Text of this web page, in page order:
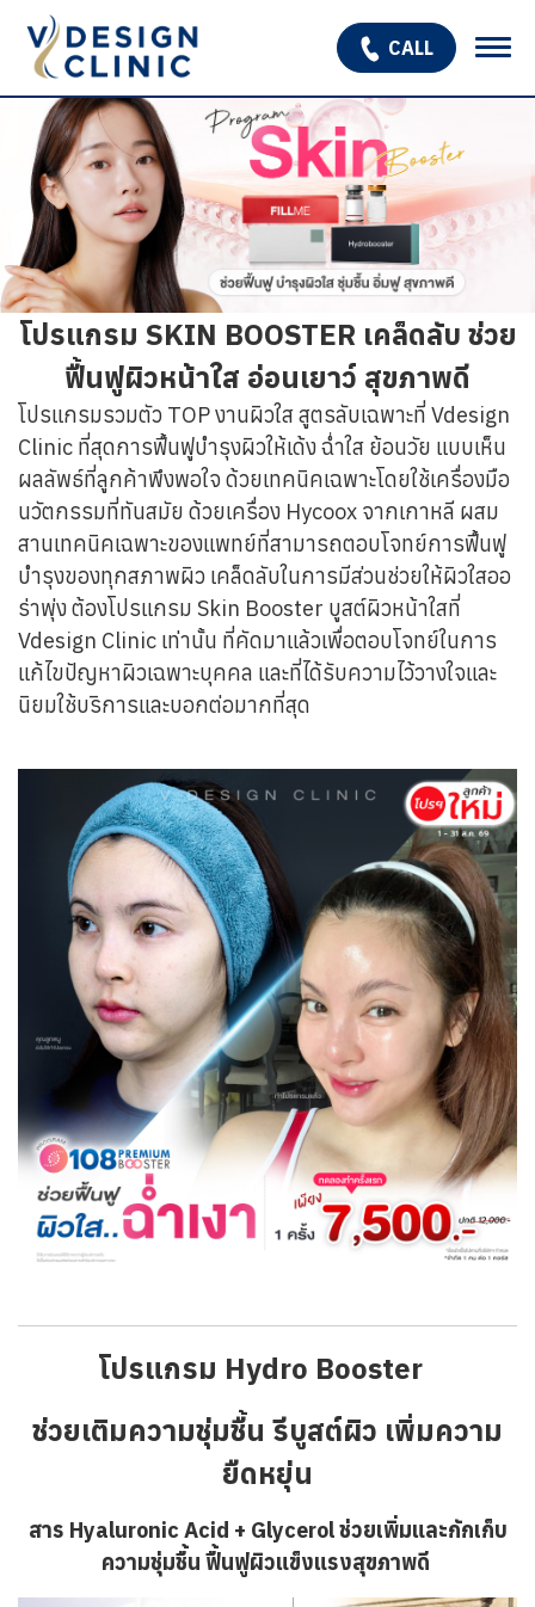
เกี่ยวกับเรา
บริการ
OPEN SUBMENU
โปรแกรมรักษาหลุมสิว
รักษาผมร่วง ผมบาง
สินค้า
โปรโมชั่น
รีวิว
บทความ
ทีมแพทย์
ติดต่อเรา
CALL
โปรแกรม SKIN BOOSTER เคล็ดลับ ช่วย
ฟื้นฟูผิวหน้าใส อ่อนเยาว์ สุขภาพดี
โปรแกรมรวมตัว TOP งานผิวใส สูตรลับเฉพาะที่ Vdesign
Clinic ที่สุดการฟื้นฟูบำรุงผิวให้เด้ง ฉ่ำใส ย้อนวัย แบบเห็น
ผลลัพธ์ที่ลูกค้าพึงพอใจ ด้วยเทคนิคเฉพาะโดยใช้เครื่องมือ
นวัตกรรมที่ทันสมัย ด้วยเครื่อง Hycoox จากเกาหลี ผสม
สานเทคนิคเฉพาะของแพทย์ที่สามารถตอบโจทย์การฟื้นฟู
บำรุงของทุกสภาพผิว เคล็ดลับในการมีส่วนช่วยให้ผิวใสออ
ร่าพุ่ง ต้องโปรแกรม Skin Booster บูสต์ผิวหน้าใสที่
Vdesign Clinic เท่านั้น ที่คัดมาแล้วเพื่อตอบโจทย์ในการ
แก้ไขปัญหาผิวเฉพาะบุคคล และที่ได้รับความไว้วางใจและ
นิยมใช้บริการและบอกต่อมากที่สุด
โปรแกรม Hydro Booster
ช่วยเติมความชุ่มชื้น รีบูสต์ผิว เพิ่มความ
ยืดหยุ่น
สาร Hyaluronic Acid + Glycerol ช่วยเพิ่มและกักเก็บ
ความชุ่มชื้น ฟื้นฟูผิวแข็งแรงสุขภาพดี